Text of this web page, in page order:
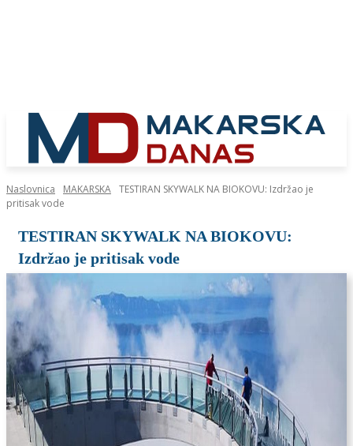
Naslovnica MAKARSKA TESTIRAN SKYWALK NA BIOKOVU: Izdržao je
pritisak vode
TESTIRAN SKYWALK NA BIOKOVU:
Izdržao je pritisak vode